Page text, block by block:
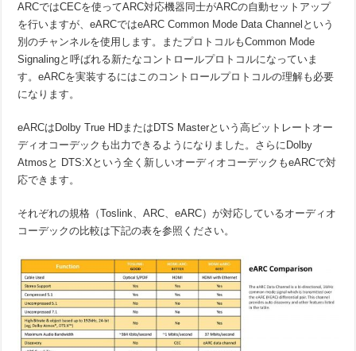
ARCではCECを使ってARC対応機器同士がARCの自動セットアップ
を行いますが、eARCではeARC Common Mode Data Channelという
別のチャンネルを使用します。またプロトコルもCommon Mode
Signalingと呼ばれる新たなコントロールプロトコルになっていま
す。eARCを実装するにはこのコントロールプロトコルの理解も必要
になります。
eARCはDolby True HDまたはDTS Masterという高ビットレートオー
ディオコーデックも出力できるようになりました。さらにDolby
Atmosと DTS:Xという全く新しいオーディオコーデックもeARCで対
応できます。
それぞれの規格（Toslink、ARC、eARC）が対応しているオーディオ
コーデックの比較は下記の表を参照ください。